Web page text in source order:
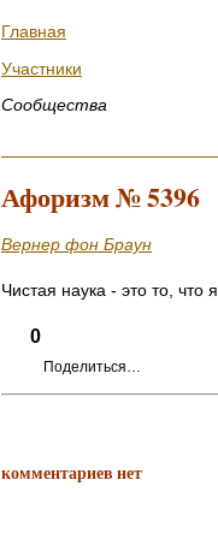
Главная
Участники
Сообщества
Афоризм № 5396
Вернер фон Браун
Чистая наука - это то,
0
Поделиться…
комментариев нет